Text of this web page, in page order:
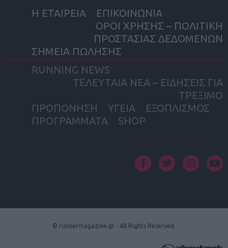
Η ΕΤΑΙΡΕΙΑ
ΕΠΙΚΟΙΝΩΝΙΑ
ΟΡΟΙ ΧΡΗΣΗΣ – ΠΟΛΙΤΙΚΗ
ΠΡΟΣΤΑΣΙΑΣ ΔΕΔΟΜΕΝΩΝ
ΣΗΜΕΙΑ ΠΩΛΗΣΗΣ
RUNNING NEWS
ΤΕΛΕΥΤΑΙΑ ΝΕΑ – ΕΙΔΗΣΕΙΣ ΓΙΑ
ΤΡΕΞΙΜΟ
ΠΡΟΠΟΝΗΣΗ
ΥΓΕΙΑ
ΕΞΟΠΛΙΣΜΟΣ
ΠΡΟΓΡΑΜΜΑΤΑ
SHOP
© runnermagazine.gr - All Rights Reserved.